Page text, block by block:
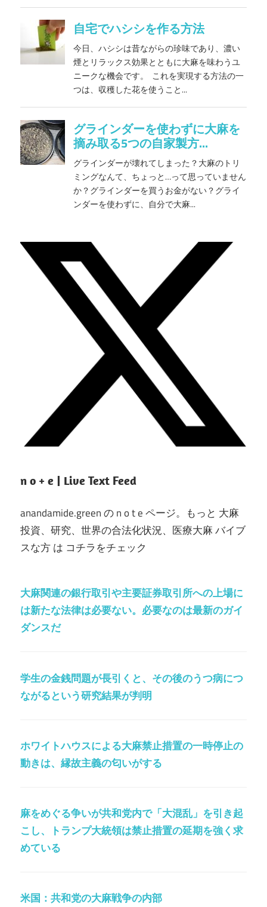
n o + e | Live Text Feed
anandamide.green の n o t e ページ。もっと 大麻
投資、研究、世界の合法化状況、医療大麻 バイブ
スな方 は コチラをチェック
大麻関連の銀行取引や主要証券取引所への上場に
は新たな法律は必要ない。必要なのは最新のガイ
ダンスだ
学生の金銭問題が長引くと、その後のうつ病につ
ながるという研究結果が判明
ホワイトハウスによる大麻禁止措置の一時停止の
動きは、縁故主義の匂いがする
麻をめぐる争いが共和党内で「大混乱」を引き起
こし、トランプ大統領は禁止措置の延期を強く求
めている
米国：共和党の大麻戦争の内部